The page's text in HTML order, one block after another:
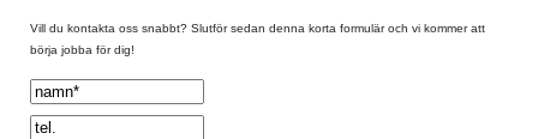
Vill du kontakta oss snabbt? Slutför sedan denna korta formulär och vi kommer att
börja jobba för dig!